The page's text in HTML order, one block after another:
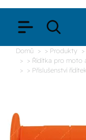
Domů > Produkty
> Řídítka pro moto
> Příslušenství